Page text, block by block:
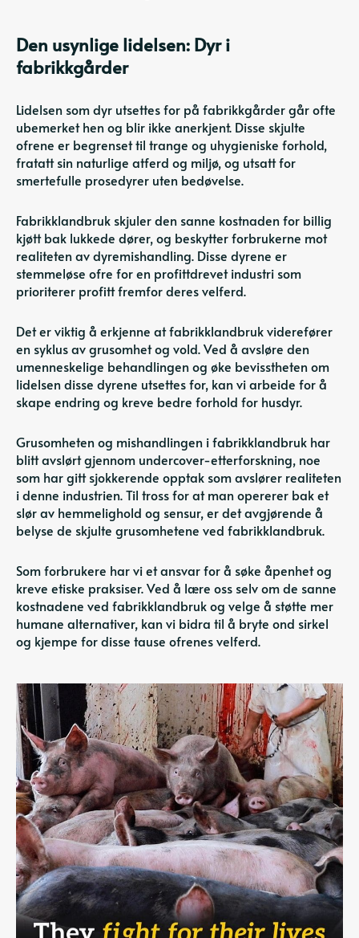
Den usynlige lidelsen: Dyr i
fabrikkgårder
Lidelsen som dyr utsettes for på fabrikkgårder går ofte
ubemerket hen og blir ikke anerkjent. Disse skjulte
ofrene er begrenset til trange og uhygieniske forhold,
fratatt sin naturlige atferd og miljø, og utsatt for
smertefulle prosedyrer uten bedøvelse.
Fabrikklandbruk skjuler den sanne kostnaden for billig
kjøtt bak lukkede dører, og beskytter forbrukerne mot
realiteten av dyremishandling. Disse dyrene er
stemmeløse ofre for en profittdrevet industri som
prioriterer profitt fremfor deres velferd.
Det er viktig å erkjenne at fabrikklandbruk viderefører
en syklus av grusomhet og vold. Ved å avsløre den
umenneskelige behandlingen og øke bevisstheten om
lidelsen disse dyrene utsettes for, kan vi arbeide for å
skape endring og kreve bedre forhold for husdyr.
Grusomheten og mishandlingen i fabrikklandbruk har
blitt avslørt gjennom undercover-etterforskning, noe
som har gitt sjokkerende opptak som avslører realiteten
i denne industrien. Til tross for at man opererer bak et
slør av hemmelighold og sensur, er det avgjørende å
belyse de skjulte grusomhetene ved fabrikklandbruk.
Som forbrukere har vi et ansvar for å søke åpenhet og
kreve etiske praksiser. Ved å lære oss selv om de sanne
kostnadene ved fabrikklandbruk og velge å støtte mer
humane alternativer, kan vi bidra til å bryte ond sirkel
og kjempe for disse tause ofrenes velferd.